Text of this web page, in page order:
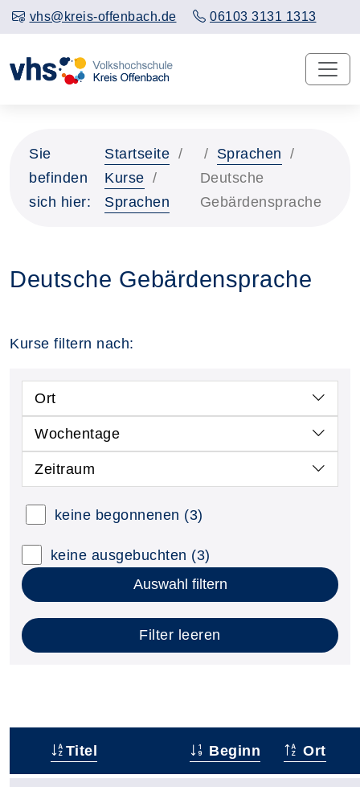
vhs@kreis-offenbach.de 06103 3131 1313
Sie
befinden
sich hier:
Startseite
Kurse
Sprachen
Sprachen
Deutsche
Gebärdensprache
Deutsche Gebärdensprache
Kurse filtern nach:
Ort
Wochentage
Zeitraum
keine begonnenen (3)
keine ausgebuchten (3)
Auswahl filtern
Filter leeren
Titel Beginn Ort